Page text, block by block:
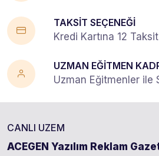
TAKSİT SEÇENEĞİ
Kredi Kartına 12
UZMAN EĞİTMEN
Uzman Eğitmenler ile
CANLI UZEM
ACEGEN Yazılım Reklam